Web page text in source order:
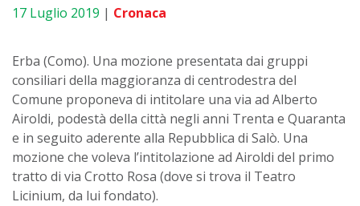
17 Luglio 2019 | Cronaca
Erba (Como). Una mozione presentata dai gruppi
consiliari della maggioranza di centrodestra del
Comune proponeva di intitolare una via ad Alberto
Airoldi, podestà della città negli anni Trenta e Quaranta
e in seguito aderente alla Repubblica di Salò. Una
mozione che voleva l’intitolazione ad Airoldi del primo
tratto di via Crotto Rosa (dove si trova il Teatro
Licinium, da lui fondato).